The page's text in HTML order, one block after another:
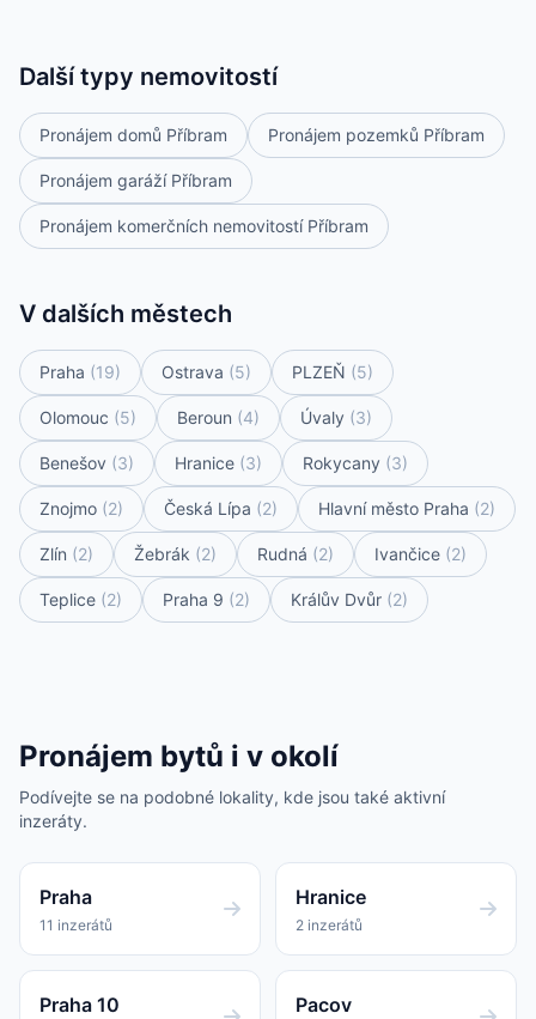
Další typy nemovitostí
Pronájem domů Příbram Pronájem pozemků Příbram
Pronájem garáží Příbram
Pronájem komerčních nemovitostí Příbram
V dalších městech
Praha (19) Ostrava (5) PLZEŇ (5)
Olomouc (5) Beroun (4) Úvaly (3)
Benešov (3) Hranice (3) Rokycany (3)
Znojmo (2) Česká Lípa (2) Hlavní město Praha (2)
Zlín (2) Žebrák (2) Rudná (2) Ivančice (2)
Teplice (2) Praha 9 (2) Králův Dvůr (2)
Pronájem bytů i v okolí
Podívejte se na podobné lokality, kde jsou také aktivní
inzeráty.
Praha
11 inzerátů
Hranice
2 inzerátů
Praha 10 Pacov